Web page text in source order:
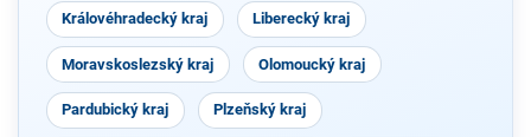
Královéhradecký kraj Liberecký kraj
Moravskoslezský kraj Olomoucký kraj
Pardubický kraj Plzeňský kraj